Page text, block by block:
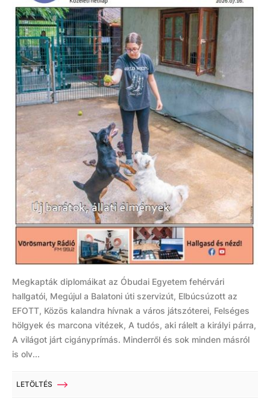
Megkapták diplomáikat az Óbudai Egyetem fehérvári
hallgatói, Megújul a Balatoni úti szervizút, Elbúcsúzott az
EFOTT, Közös kalandra hívnak a város játszóterei, Felséges
hölgyek és marcona vitézek, A tudós, aki rálelt a királyi párra,
A világot járt cigányprímás. Minderről és sok minden másról
is olv...
LETÖLTÉS